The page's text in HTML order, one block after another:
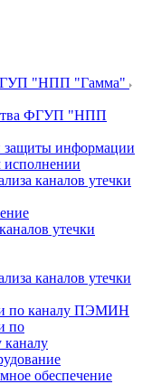
"НПП "Гамма"
ФГУП "НПП
защиты информации
каналов утечки
утечки
каналов утечки
по каналу ПЭМИН
по
каналу
обеспечение